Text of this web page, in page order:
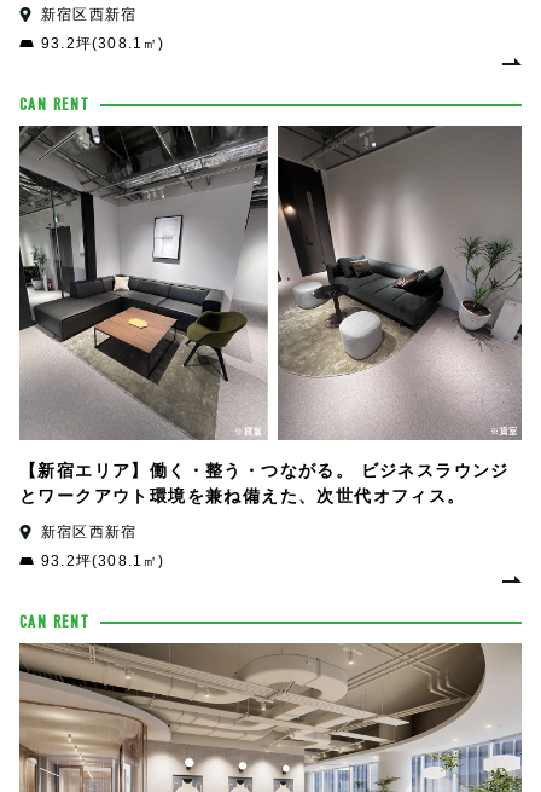
新宿区西新宿
93.2坪(308.1㎡)
CAN RENT
【新宿エリア】働く・整う・つながる。 ビジネスラウンジ
とワークアウト環境を兼ね備えた、次世代オフィス。
新宿区西新宿
93.2坪(308.1㎡)
CAN RENT